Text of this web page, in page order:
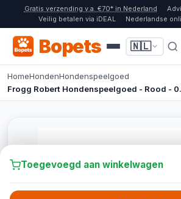
Gratis verzending v.a. €70* in Nederland
Veilig betalen via iDEAL
Nederlandse
Bopets 🇳🇱
HomeHondenHondenspeelgoed
Frogg Robert Hondenspeelgoed - Rood -
Toegevoegd aan winkelwagen